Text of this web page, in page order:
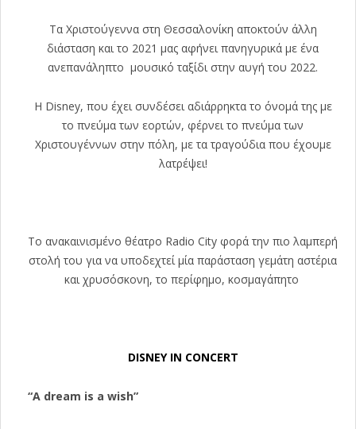
Τα Χριστούγεννα στη Θεσσαλονίκη αποκτούν άλλη
διάσταση και το 2021 μας αφήνει πανηγυρικά με ένα
ανεπανάληπτο μουσικό ταξίδι στην αυγή του 2022.
H Disney, που έχει συνδέσει αδιάρρηκτα το όνομά της με
το πνεύμα των εορτών, φέρνει το πνεύμα των
Χριστουγέννων στην πόλη, με τα τραγούδια που έχουμε
λατρέψει!
Το ανακαινισμένο θέατρο Radio City φορά την πιο λαμπερή
στολή του για να υποδεχτεί μία παράσταση γεμάτη αστέρια
και χρυσόσκονη, το περίφημο, κοσμαγάπητο
DISNEY IN CONCERT
“A dream is a wish”